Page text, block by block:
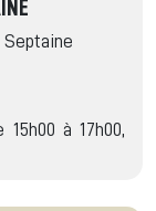
Septaine
à 17h00,